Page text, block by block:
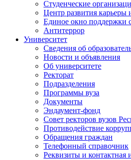
Студенческие
Центр развития карьеры
Единое окно поддержки
Антитеррор
Университет
Сведения об
Новости и объявления
Об университете
Ректорат
Подразделения
Программы вуза
Документы
Эндаумент-фонд
Совет ректоров вузов
Противодействие
Обращения граждан
Телефонный справочник
Реквизиты и контактная